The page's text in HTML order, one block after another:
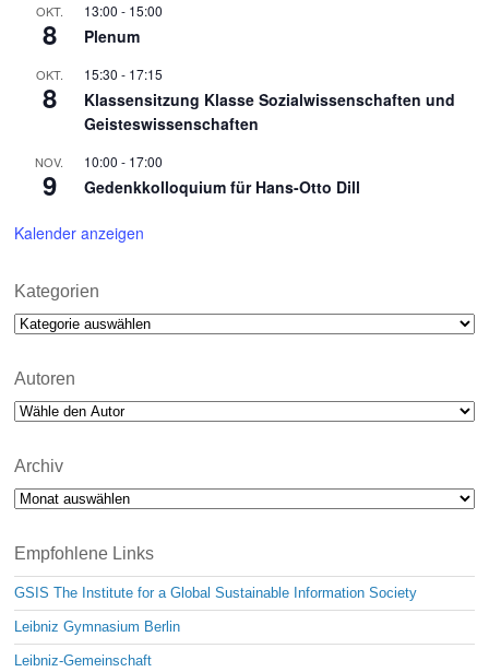
OKT.
8
13:00 - 15:00
Plenum
OKT.
8
15:30 - 17:15
Klassensitzung Klasse Sozialwissenschaften und
Geisteswissenschaften
NOV.
9
10:00 - 17:00
Gedenkkolloquium für Hans-Otto Dill
Kalender anzeigen
Kategorien
Kategorien
Autoren
Archiv
Archiv
Empfohlene Links
GSIS The Institute for a Global Sustainable Information Society
Leibniz Gymnasium Berlin
Leibniz-Gemeinschaft